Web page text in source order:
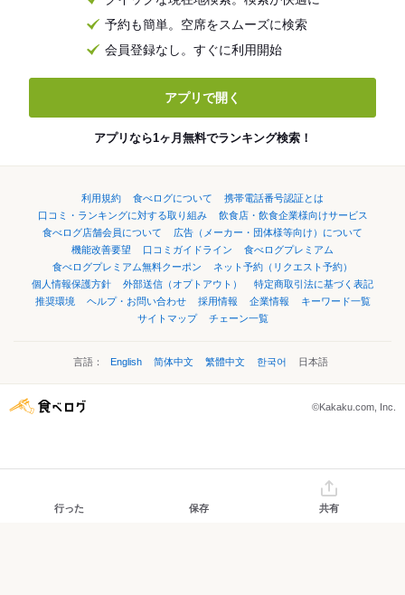
予約も簡単。空席をスムーズに検索
会員登録なし。すぐに利用開始
アプリで開く
アプリなら1ヶ月無料でランキング検索！
利用規約 食べログについて
携帯電話番号認証とは
口コミ・ランキングに対する取り組み
飲食店・飲食企業様向けサービス
食べログ店舗会員について
広告（メーカー・団体様等向け）について
機能改善要望
口コミガイドライン
食べログプレミアム
食べログプレミアム無料クーポン
ネット予約（リクエスト予約）
個人情報保護方針
外部送信（オプトアウト）
特定商取引法に基づく表記
推奨環境
ヘルプ・お問い合わせ 採用情報 企業情報
キーワード一覧
サイトマップ
チェーン一覧
言語： English 简体中文 繁體中文 한국어 日本語
©Kakaku.com, Inc.
行った 保存 共有